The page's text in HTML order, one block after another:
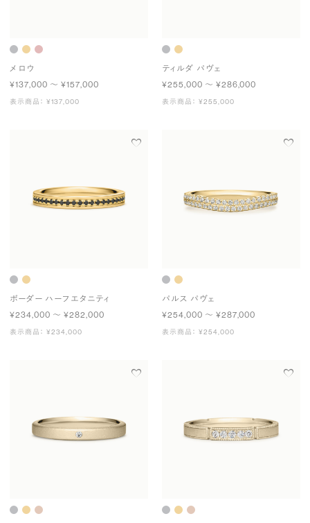
メロウ
¥137,000 〜 ¥157,000
表示商品： ¥137,000
ティルダ パヴェ
¥255,000 〜 ¥286,000
表示商品： ¥255,000
ボーダー ハーフエタニティ
¥234,000 〜 ¥282,000
表示商品： ¥234,000
パルス パヴェ
¥254,000 〜 ¥287,000
表示商品： ¥254,000